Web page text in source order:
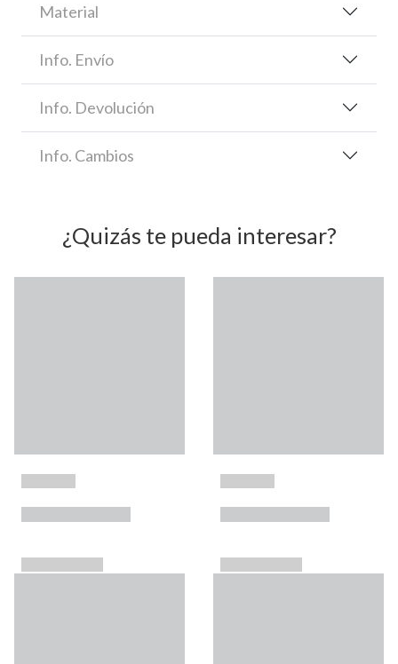
Material
Info. Envío
Info. Devolución
Info. Cambios
¿Quizás te pueda interesar?